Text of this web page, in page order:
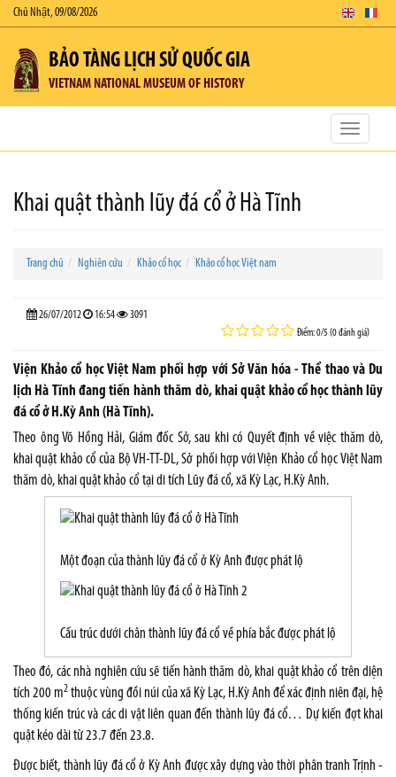
Chủ Nhật, 09/08/2026
BẢO TÀNG LỊCH SỬ QUỐC GIA
VIETNAM NATIONAL MUSEUM OF HISTORY
Toggle
Khai quật thành lũy đá cổ ở Hà Tĩnh
Trang chủ Nghiên cứu Khảo cổ học Khảo cổ học Việt nam
26/07/2012 16:54 3091
Điểm: 0/5 (0 đánh giá)
Viện Khảo cổ học Việt Nam phối hợp với Sở Văn hóa - Thể thao và Du
lịch Hà Tĩnh đang tiến hành thăm dò, khai quật khảo cổ học thành lũy
đá cổ ở H.Kỳ Anh (Hà Tĩnh).
Theo ông Võ Hồng Hải, Giám đốc Sở, sau khi có Quyết định về việc thăm dò,
khai quật khảo cổ của Bộ VH-TT-DL, Sở phối hợp với Viện Khảo cổ học Việt Nam
thăm dò, khai quật khảo cổ tại di tích Lũy đá cổ, xã Kỳ Lạc, H.Kỳ Anh.
Một đoạn của thành lũy đá cổ ở Kỳ Anh được phát lộ
Cấu trúc dưới chân thành lũy đá cổ về phía bắc được phát lộ
Theo đó, các nhà nghiên cứu sẽ tiến hành thăm dò, khai quật khảo cổ trên diện
tích 200 m2 thuộc vùng đồi núi của xã Kỳ Lạc, H.Kỳ Anh để xác định niên đại, hệ
thống kiến trúc và các di vật liên quan đến thành lũy đá cổ… Dự kiến đợt khai
quật kéo dài từ 23.7 đến 23.8.
Được biết, thành lũy đá cổ ở Kỳ Anh được xây dựng vào thời phân tranh Trịnh -